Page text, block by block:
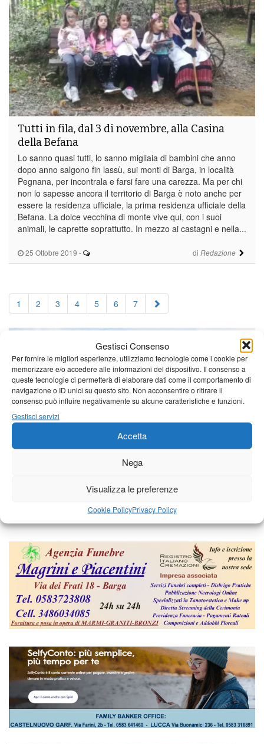
Gestisci Consenso
Per fornire le migliori esperienze, utilizziamo tecnologie come i cookie per
memorizzare e/o accedere alle informazioni del dispositivo. Il consenso a
queste tecnologie ci permetterà di elaborare dati come il comportamento di
navigazione o ID unici su questo sito. Non acconsentire o ritirare il
consenso può influire negativamente su alcune caratteristiche e funzioni.
Gestisci servizi
Accetta
Nega
Visualizza le preferenze
Cookie PolicyPrivacy Policy
25 Ottobre 2019 - di Redazione
Tutti in fila, dal 3 di novembre, alla Casina
della Befana
Lo sanno quasi tutti, lo sanno migliaia di bambini che anno
dopo anno salgono fin lassù, sui monti di Barga, in località
Pegnana, per incontrala e farsi fare una carezza. Ma per chi
non lo sapesse ancora il territorio di Barga è noto anche per
essere la residenza ufficiale, la prima residenza ufficiale della
Befana. La dolce vecchina di monte vive qui, con i suoi
animali, le caprette soprattutto. In mezzo ai castagni e nella...
1 2 3 4 5 6 7